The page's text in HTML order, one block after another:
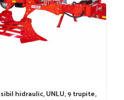
hidraulic, UNLU, 9 trupite,